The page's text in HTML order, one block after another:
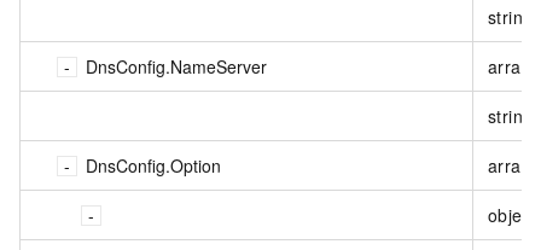
string
DnsConfig.NameServer array
string
DnsConfig.Option
object